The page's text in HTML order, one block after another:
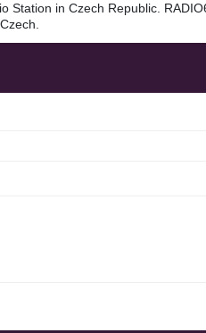
Station in Czech Republic.